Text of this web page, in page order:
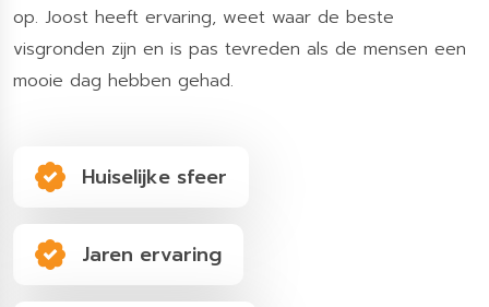
op. Joost heeft ervaring, weet waar de beste
visgronden zijn en is pas tevreden als de mensen een
mooie dag hebben gehad.
Huiselijke sfeer
Jaren ervaring